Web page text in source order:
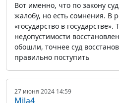
Вот именно, что по закону
жалобу, но есть сомнения. В
«государство в государстве».
недопустимости
обошли, точнее суд
правильно поступить
27 июня 2024 14:59
Mila4